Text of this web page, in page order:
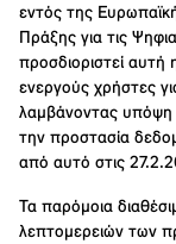
εντός της
Πράξης για τις
προσδιοριστεί αυτή
ενεργούς χρήστες
λαμβάνοντας υπόψη
την προστασία
από αυτό στις
Τα παρόμοια
λεπτομερειών των